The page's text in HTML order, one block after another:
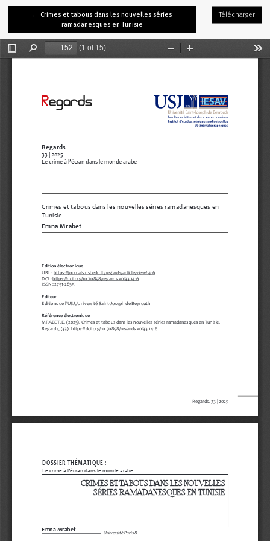
←Retourner aux informations sur l'article
Crimes et tabous dans les nouvelles séries
ramadanesques en Tunisie
Télécharger